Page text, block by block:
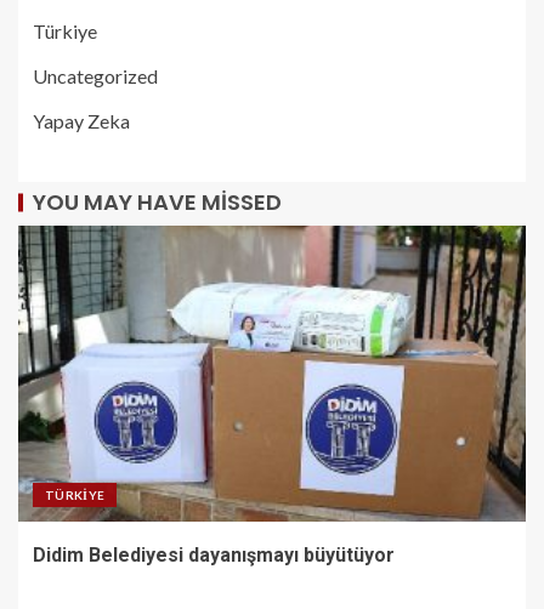
Türkiye
Uncategorized
Yapay Zeka
YOU MAY HAVE MISSED
TÜRKIYE
Didim Belediyesi dayanışmayı büyütüyor